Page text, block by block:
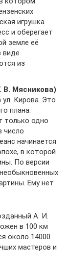
игрушка.
и оберегает
земле её
виде
из
В. Мясникова)
ул. Кирова. Это
плана.
только одно
число
начинается
в которой
По версии
Ему нет
А. И.
в 100 км
около 14000
мастеров и